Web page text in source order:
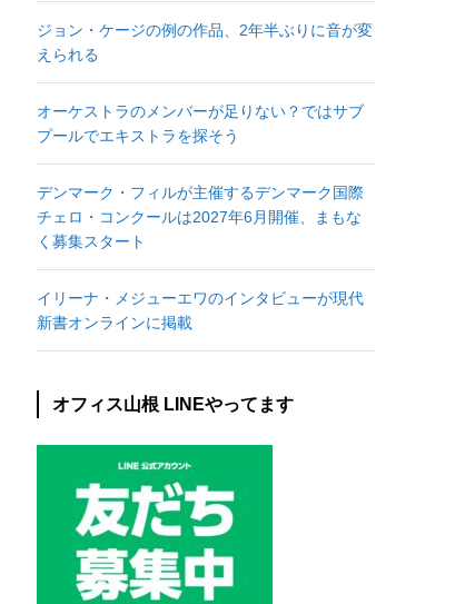
ジョン・ケージの例の作品、2年半ぶりに音が変
えられる
オーケストラのメンバーが足りない？ではサブ
プールでエキストラを探そう
デンマーク・フィルが主催するデンマーク国際
チェロ・コンクールは2027年6月開催、まもな
く募集スタート
イリーナ・メジューエワのインタビューが現代
新書オンラインに掲載
オフィス山根 LINEやってます